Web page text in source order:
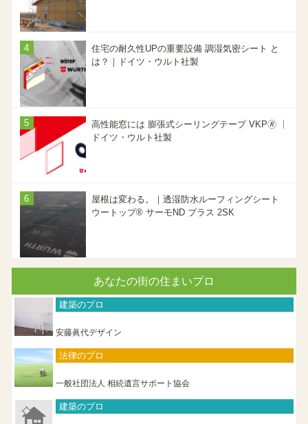
住宅の耐久性UPの重要設備 調湿気密シート と
は？｜ドイツ・ウルト社製
高性能窓には 膨張式シーリングテープ VKP🄬 ｜
ドイツ・ウルト社製
屋根は変わる。｜透湿防水ルーフィングシート
ウートップ® サーモND プラス 2SK
あなたの街の住まいプロ
建築のプロ
安藤眞代デザイン
法律のプロ
一般社団法人 相続遺言サポート協会
建築のプロ